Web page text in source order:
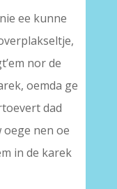
ee kunne
nor de
oemda ge
dad
oege nen oe
in de karek